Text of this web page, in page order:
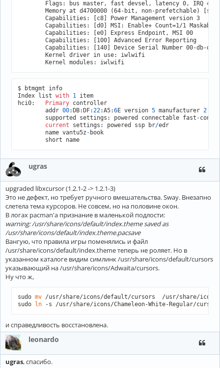
	Kernel modules: iwlwifi
$ btmgmt info
Index list with 1 item
Primary controller
	addr
00:DB:DF:22:A5:6E version 5 manufacturer 2
	supported settings: powered connectable fast
-
current settings: powered ssp br/edr
	name vantu5z
- book
	short name
ugras
upgraded libxcursor (1.2.1-2 -> 1.2.1-3)
Это не дефект, но требует ручного вмешательства. Sway. Внезапно
слетела тема курсоров. Не совсем, но на половине окон.
В логах pacman'а признание в маленькой подлости:
warning: /usr/share/icons/default/index.theme saved as
/usr/share/icons/default/index.theme.pacsave
Вангую, что правила игры поменялись и файл
/usr/share/icons/default/index.theme теперь не роляет. Но в
указанном каталоге видим симлинк /usr/share/icons/default/cursors
указывающий на /usr/share/icons/Adwaita/cursors.
Ну что ж,
sudo mv /usr/share/icons/default/cursors  /usr/share/
sudo
ln -s /usr/share/icons/Chameleon-White-Regular/
и справедливость восстановлена.
leonardo
ugras, спасибо.